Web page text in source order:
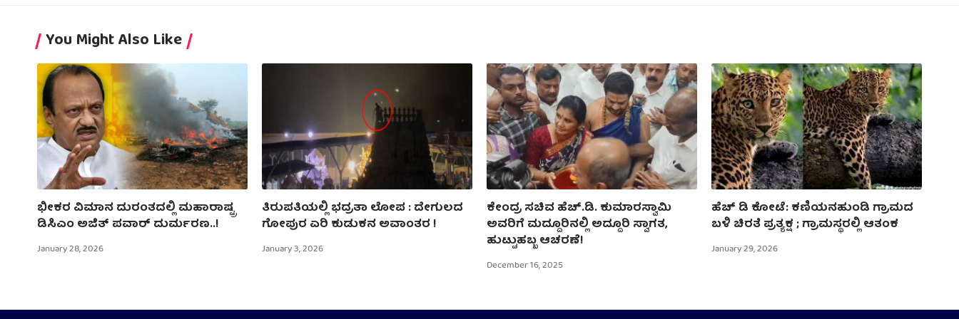
You Might Also Like
ಭೀಕರ ವಿಮಾನ ದುರಂತದಲ್ಲಿ ಮಹಾರಾಷ್ಟ್ರ
ಡಿಸಿಎಂ ಅಜಿತ್ ಪವಾರ್ ದುರ್ಮರಣ..!
January 28, 2026
ತಿರುಪತಿಯಲ್ಲಿ ಭದ್ರತಾ ಲೋಪ : ದೇಗುಲದ
ಗೋಪುರ ಏರಿ ಕುಡುಕನ ಅವಾಂತರ !
January 3, 2026
ಕೇಂದ್ರ ಸಚಿವ ಹೆಚ್.ಡಿ. ಕುಮಾರಸ್ವಾಮಿ
ಅವರಿಗೆ ಮದ್ದೂರಿನಲ್ಲಿ ಅದ್ದೂರಿ ಸ್ವಾಗತ,
ಹುಟ್ಟುಹಬ್ಬ ಆಚರಣೆ!
December 16, 2025
ಹೆಚ್ ಡಿ ಕೋಟೆ: ಕಣಿಯನಹುಂಡಿ ಗ್ರಾಮದ
ಬಳಿ ಚಿರತೆ ಪ್ರತ್ಯಕ್ಷ ; ಗ್ರಾಮಸ್ಥರಲ್ಲಿ ಆತಂಕ
January 29, 2026